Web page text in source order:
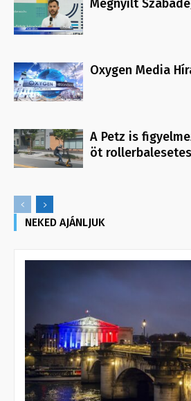
Megnyílt
Oxygen Media
A Petz is
öt
NEKED AJÁNLJUK